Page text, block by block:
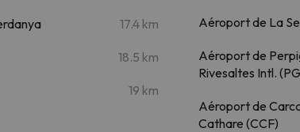
17.4 km
18.5 km
19 km
Aéroport de La
Aéroport de
Rivesaltes Intl.
Aéroport de
Cathare (CCF)